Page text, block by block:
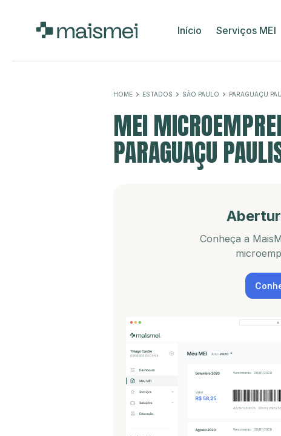
Início Serviços MEI
HOME ESTADOS SÃO PAULO PARAGUAÇU
MEI
PARAGUAÇU
Conheça a